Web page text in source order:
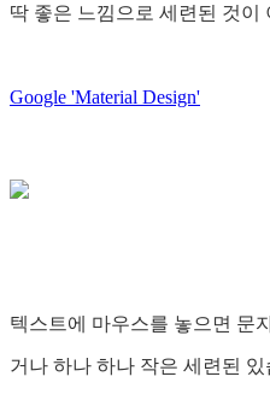
딱 좋은 느낌으로 세련된 것이
Google 'Material Design'
텍스트에 마우스를 놓으면 문
거나 하나 하나 작은 세련된 있